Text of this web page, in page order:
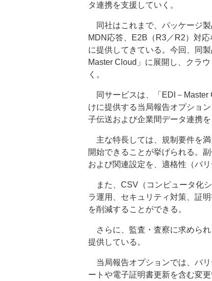
タ連携を支援していく。
同社はこれまで、パッケージ
MDN応答、E2B（R3／R2）対
に提供してきている。今回、同
Master Cloud」に展開し、クラ
く。
同サービスは、「EDI－Master
けに提供する当局報告オプショ
子伝送および企業間データ連携
主な特長しては、規制要件を
開始できることが挙げられる。
および関連設定を、適格性（バ
また、CSV（コンピュータ化
ラ運用、セキュリティ対策、証
を削減することができる。
さらに、監査・査察に求めら
提供している。
当局報告オプションでは、バ
ートや電子証明書更新を含む変